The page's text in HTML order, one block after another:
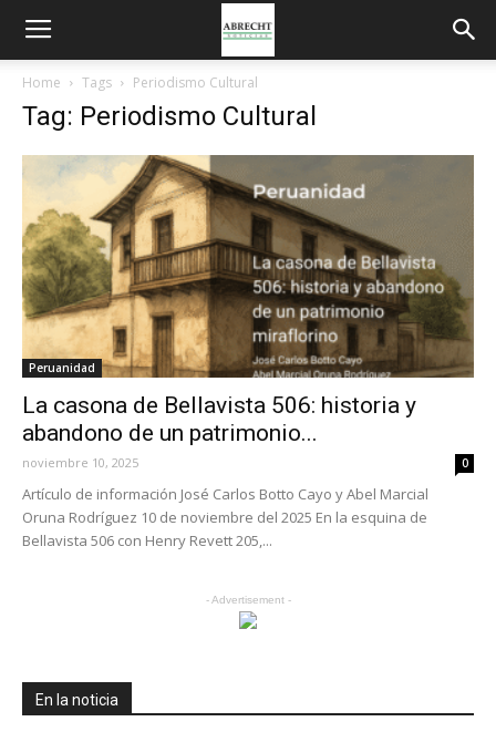
Home Tags Periodismo Cultural
Tag: Periodismo Cultural
Peruanidad
La casona de Bellavista 506: historia y
abandono de un patrimonio...
noviembre 10, 2025 0
Artículo de información José Carlos Botto Cayo y Abel Marcial
Oruna Rodríguez 10 de noviembre del 2025 En la esquina de
Bellavista 506 con Henry Revett 205,...
- Advertisement -
En la noticia